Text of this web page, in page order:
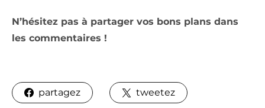
N’hésitez pas à partager vos bons plans dans
les commentaires !
partagez tweetez